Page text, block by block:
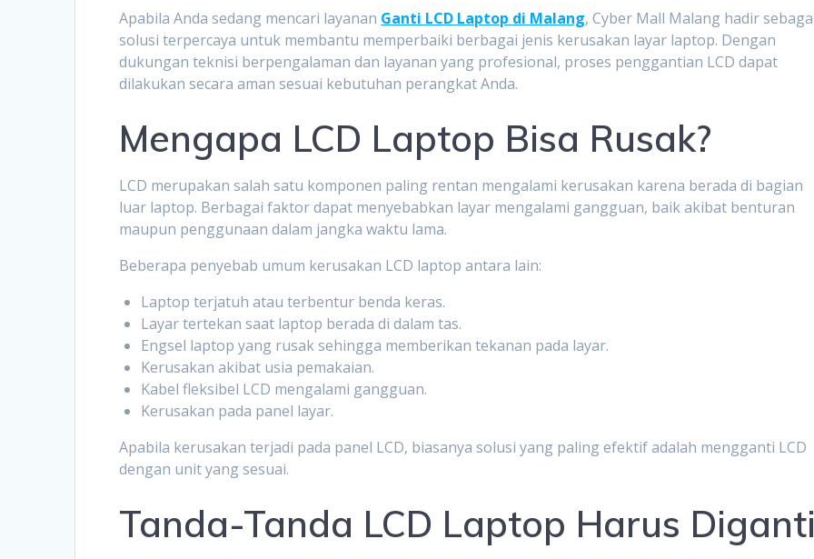
Apabila Anda sedang mencari layanan Ganti LCD Laptop di Malang, Cyber Mall Malang hadir
solusi terpercaya untuk membantu memperbaiki berbagai jenis kerusakan layar laptop. Dengan
dukungan teknisi berpengalaman dan layanan yang profesional, proses penggantian LCD dapat
dilakukan secara aman sesuai kebutuhan perangkat Anda.
Mengapa LCD Laptop Bisa Rusak?
LCD merupakan salah satu komponen paling rentan mengalami kerusakan karena berada di bagian
luar laptop. Berbagai faktor dapat menyebabkan layar mengalami gangguan, baik akibat benturan
maupun penggunaan dalam jangka waktu lama.
Beberapa penyebab umum kerusakan LCD laptop antara lain:
Laptop terjatuh atau terbentur benda keras.
Layar tertekan saat laptop berada di dalam tas.
Engsel laptop yang rusak sehingga memberikan tekanan pada layar.
Kerusakan akibat usia pemakaian.
Kabel fleksibel LCD mengalami gangguan.
Kerusakan pada panel layar.
Apabila kerusakan terjadi pada panel LCD, biasanya solusi yang paling efektif adalah mengganti LCD
dengan unit yang sesuai.
Tanda-Tanda LCD Laptop Harus